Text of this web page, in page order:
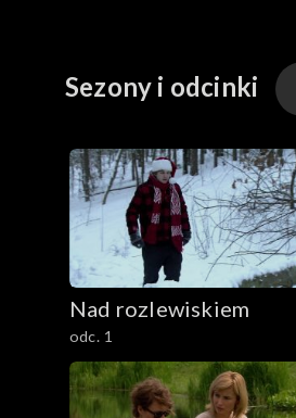
Sezony i odcinki
Nad rozlewiskiem
odc. 1